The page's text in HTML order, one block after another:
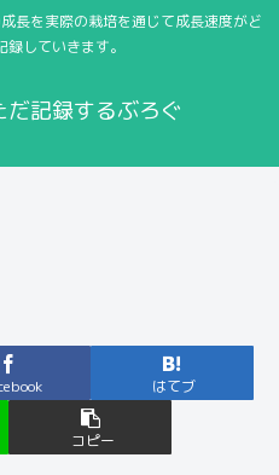
長を実際の栽培を通じて成長速度がど
していきます。
記録するぶろぐ
はてブ
コピー